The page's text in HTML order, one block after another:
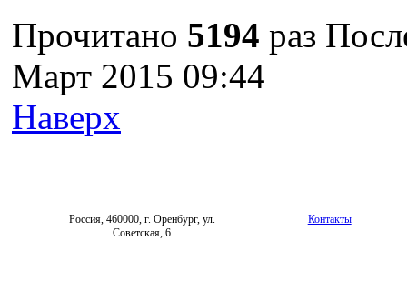
Прочитано 5194 раз
Март 2015 09:44
Наверх
Россия, 460000, г. Оренбург, ул.
Советская, 6
Контакты